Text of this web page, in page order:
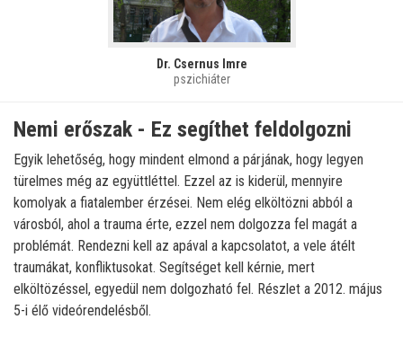
Dr. Csernus Imre
pszichiáter
Nemi erőszak - Ez segíthet feldolgozni
Egyik lehetőség, hogy mindent elmond a párjának, hogy legyen
türelmes még az együttléttel. Ezzel az is kiderül, mennyire
komolyak a fiatalember érzései. Nem elég elköltözni abból a
városból, ahol a trauma érte, ezzel nem dolgozza fel magát a
problémát. Rendezni kell az apával a kapcsolatot, a vele átélt
traumákat, konfliktusokat. Segítséget kell kérnie, mert
elköltözéssel, egyedül nem dolgozható fel. Részlet a 2012. május
5-i élő videórendelésből.